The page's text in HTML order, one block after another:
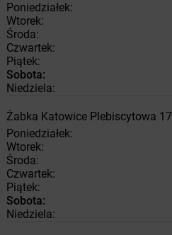
Poniedziałek:
Wtorek:
Środa:
Czwartek:
Piątek:
Sobota:
Niedziela:
Żabka Katowice Plebiscytowa 17
Poniedziałek:
Wtorek:
Środa:
Czwartek:
Piątek:
Sobota:
Niedziela: